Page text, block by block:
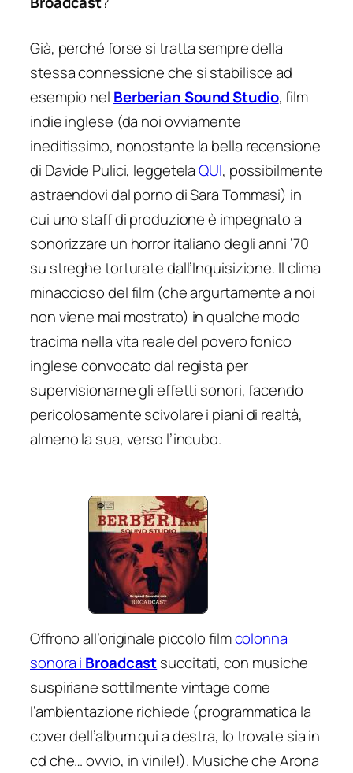
Già, perché forse si tratta sempre della
stessa connessione che si stabilisce ad
esempio nel Berberian Sound Studio, film
indie inglese (da noi ovviamente
ineditissimo, nonostante la bella recensione
di Davide Pulici, leggetelaQUI, possibilmente
astraendovi dal porno di Sara Tommasi) in
cui uno staff di produzione è impegnato a
sonorizzare un horror italiano degli anni ’70
su streghe torturate dall’Inquisizione. Il clima
minaccioso del film (che argurtamente a noi
non viene mai mostrato) in qualche modo
tracima nella vita reale del povero fonico
inglese convocato dal regista per
supervisionarne gli effetti sonori, facendo
pericolosamente scivolare i piani di realtà,
almeno la sua, verso l’incubo.
Offrono all’originale piccolo filmcolonna
sonora i Broadcastsuccitati, con musiche
suspiriane sottilmente vintage come
l’ambientazione richiede (programmatica la
cover dell’album qui a destra, lo trovate sia in
cd che… ovvio, in vinile!). Musiche che Arona